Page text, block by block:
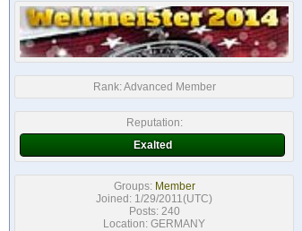
Rank:Advanced Member
Reputation:
Exalted
Groups: Member
Joined: 1/29/2011(UTC)
Posts: 240
Location: GERMANY